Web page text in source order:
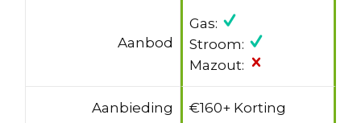
Aanbod
Gas:
Stroom:
Mazout:
Aanbieding €160+ Korting